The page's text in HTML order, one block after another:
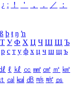
¿ ː ！ ＇ ， ． ／
：
ß þ ŧ ŋ ŉ
Т У Ф Х Ц Ч Ш Щ Ъ
р с т у ф х ц ч ш щ ъ
ℓ ㎘ ㏄ ㎣ ㎤ ㎥ ㎦
㎈ ㎉ ㏈ ㎧ ㎨ ㎰